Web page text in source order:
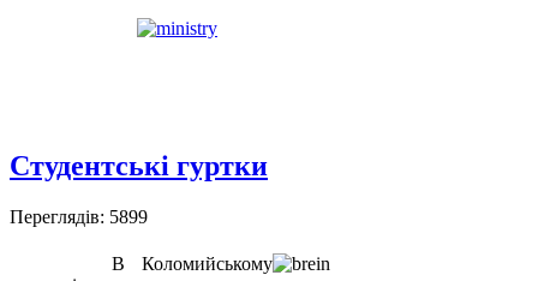
Студентські гуртки
Переглядів: 5899
В Коломийському